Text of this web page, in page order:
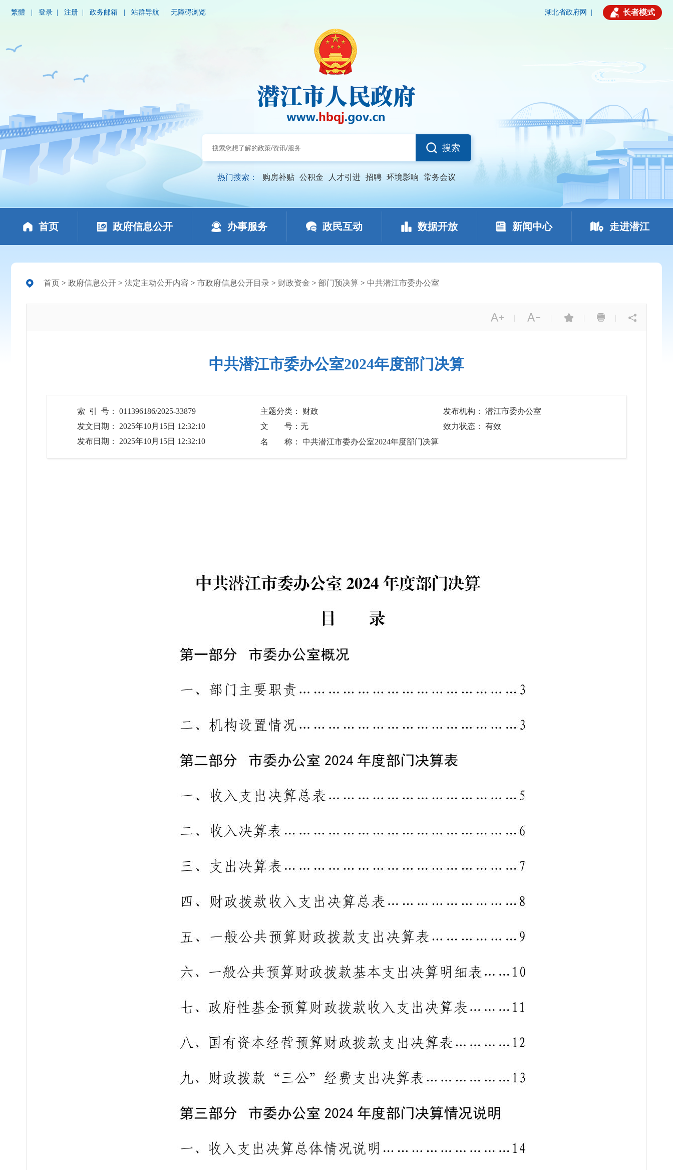
繁體 登录 注册 政务邮箱 站群导航 无障碍浏览 湖北省政府网 长者模式
搜索
热门搜索： 购房补贴 公积金 人才引进 招聘 环境影响 常务会议
首页 政府信息公开 办事服务 政民互动 数据开放 新闻中心 走进潜江
首页 > 政府信息公开 > 法定主动公开内容 > 市政府信息公开目录 > 财政资金 > 部门预决算 > 中共潜江市委办公室
| | | |
中共潜江市委办公室2024年度部门决算
索 引 号： 011396186/2025-33879 主题分类： 财政
发布机构： 潜江市委办公室
发文日期： 2025年10月15日 12:32:10
文 号：无
效力状态： 有效
发布日期： 2025年10月15日 12:32:10
名 称： 中共潜江市委办公室2024年度部门决算